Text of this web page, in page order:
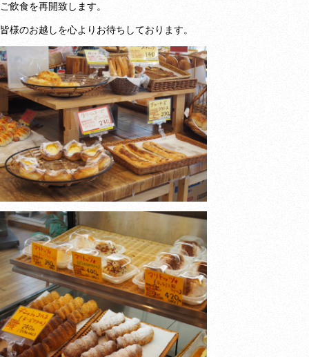
ご飲食を再開致します。
皆様のお越しを心よりお待ちしております。